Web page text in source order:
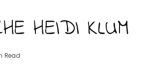
HEIDI KLUM
Read